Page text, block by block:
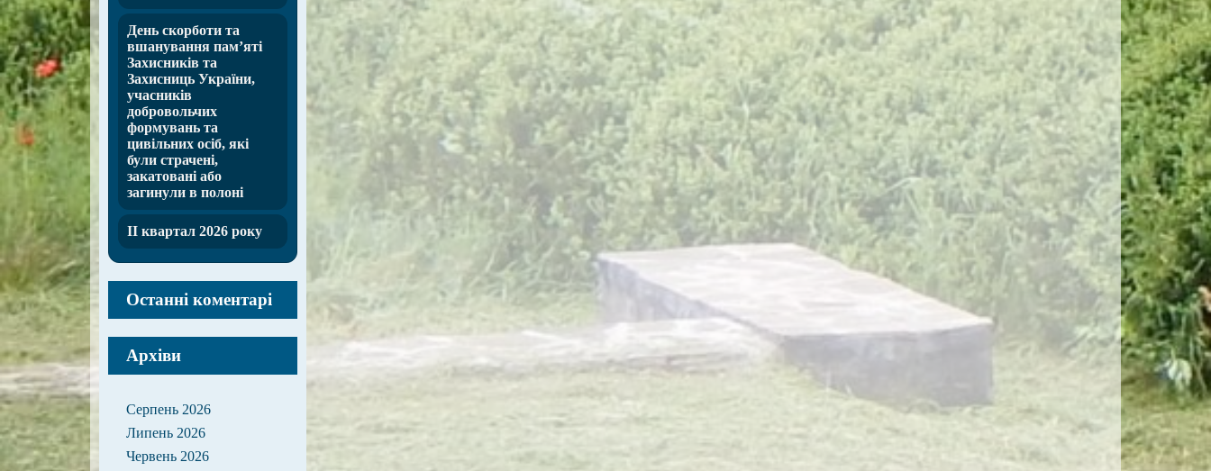
День скорботи та
вшанування пам’яті
Захисників та
Захисниць України,
учасників
добровольчих
формувань та
цивільних осіб, які
були страчені,
закатовані або
загинули в полоні
ІІ квартал 2026 року
Останні коментарі
Архіви
Серпень 2026
Липень 2026
Червень 2026